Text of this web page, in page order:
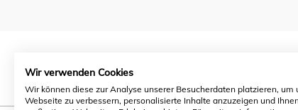
Wir verwenden Cookies
Wir können diese zur Analyse unserer Besucherdaten platzieren, um
Webseite zu verbessern, personalisierte Inhalte anzuzeigen und